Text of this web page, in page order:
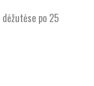
po 25